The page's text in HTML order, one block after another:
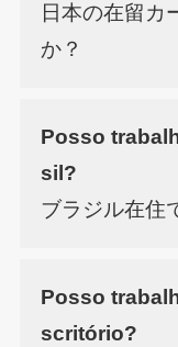
日本の在留カ
か？
Posso
sil?
ブラジル在住
Posso
scritório?